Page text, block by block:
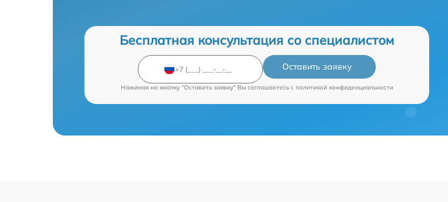
Бесплатная консультация со специалистом
Оставить заявку
Нажимая на кнопку "Оставить заявку" Вы соглашаетесь c политикой конфиденциальности